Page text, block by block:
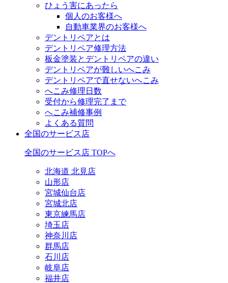
ひょう害にあったら
個人のお客様へ
自動車業界のお客様へ
デントリペアとは
デントリペア修理方法
板金塗装とデントリペアの違い
デントリペアが難しいへこみ
デントリペアで直せないへこみ
へこみ修理日数
受付から修理完了まで
へこみ補修事例
よくある質問
全国のサービス店
全国のサービス店 TOPへ
北海道 北見店
山形店
宮城仙台店
宮城北店
東京練馬店
埼玉店
神奈川店
群馬店
石川店
岐阜店
福井店